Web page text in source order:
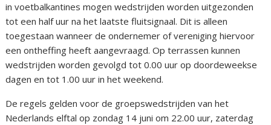
in voetbalkantines mogen wedstrijden worden uitgezonden
tot een half uur na het laatste fluitsignaal. Dit is alleen
toegestaan wanneer de ondernemer of vereniging hiervoor
een ontheffing heeft aangevraagd. Op terrassen kunnen
wedstrijden worden gevolgd tot 0.00 uur op doordeweekse
dagen en tot 1.00 uur in het weekend.
De regels gelden voor de groepswedstrijden van het
Nederlands elftal op zondag 14 juni om 22.00 uur, zaterdag